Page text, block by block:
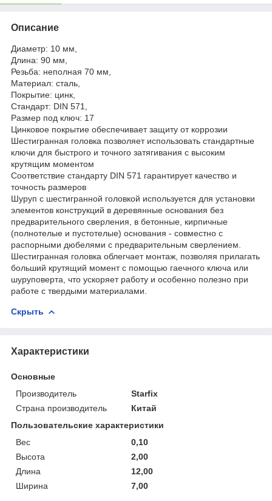
Описание
Диаметр: 10 мм,
Длина: 90 мм,
Резьба: неполная 70 мм,
Материал: сталь,
Покрытие: цинк,
Стандарт: DIN 571,
Размер под ключ: 17
Цинковое покрытие обеспечивает защиту от коррозии
Шестигранная головка позволяет использовать стандартные
ключи для быстрого и точного затягивания с высоким
крутящим моментом
Соответствие стандарту DIN 571 гарантирует качество и
точность размеров
Шуруп с шестигранной головкой используется для установки
элементов конструкций в деревянные основания без
предварительного сверления, в бетонные, кирпичные
(полнотелые и пустотелые) основания - совместно с
распорными дюбелями с предварительным сверлением.
Шестигранная головка облегчает монтаж, позволяя прилагать
больший крутящий момент с помощью гаечного ключа или
шуруповерта, что ускоряет работу и особенно полезно при
работе с твердыми материалами.
Скрыть
Характеристики
Основные
Производитель
Starfix
Страна производитель
Китай
Пользовательские характеристики
Вес
0,10
Высота
2,00
Длина
12,00
Ширина
7,00